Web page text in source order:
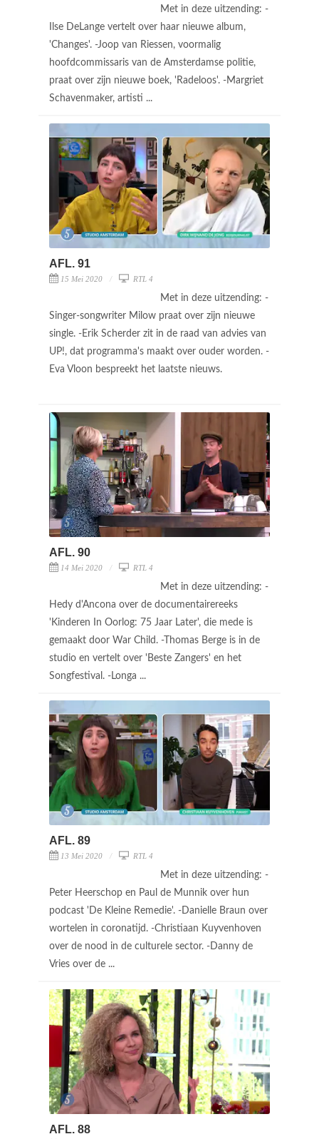
Met in deze uitzending: -
Ilse DeLange vertelt over haar nieuwe album,
'Changes'. -Joop van Riessen, voormalig
hoofdcommissaris van de Amsterdamse politie,
praat over zijn nieuwe boek, 'Radeloos'. -Margriet
Schavenmaker, artisti ...
AFL. 91
15 Mei 2020 RTL 4
Met in deze uitzending: -
Singer-songwriter Milow praat over zijn nieuwe
single. -Erik Scherder zit in de raad van advies van
UP!, dat programma's maakt over ouder worden. -
Eva Vloon bespreekt het laatste nieuws.
AFL. 90
14 Mei 2020 RTL 4
Met in deze uitzending: -
Hedy d'Ancona over de documentairereeks
'Kinderen In Oorlog: 75 Jaar Later', die mede is
gemaakt door War Child. -Thomas Berge is in de
studio en vertelt over 'Beste Zangers' en het
Songfestival. -Longa ...
AFL. 89
13 Mei 2020 RTL 4
Met in deze uitzending: -
Peter Heerschop en Paul de Munnik over hun
podcast 'De Kleine Remedie'. -Danielle Braun over
wortelen in coronatijd. -Christiaan Kuyvenhoven
over de nood in de culturele sector. -Danny de
Vries over de ...
AFL. 88